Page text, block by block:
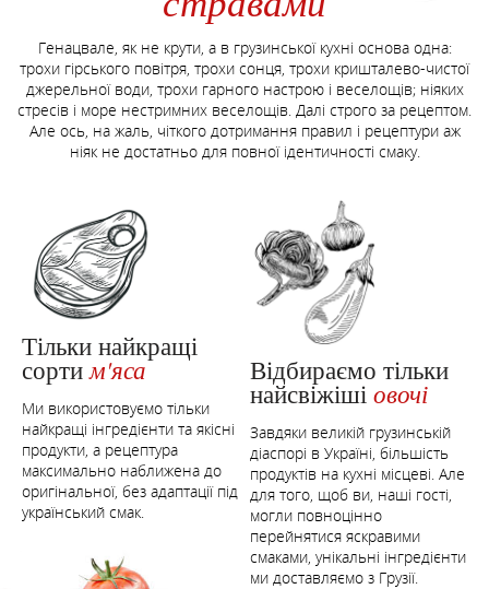
Генацвале, як не крути, а в грузинської кухні основа одна:
трохи гірського повітря, трохи сонця, трохи кришталево-чистої
джерельної води, трохи гарного настрою і веселощів; ніяких
стресів і море нестримних веселощів. Далі строго за рецептом.
Але ось, на жаль, чіткого дотримання правил і рецептури аж
ніяк не достатньо для повної ідентичності смаку.
Тільки найкращі
сортим'яса
Ми використовуємо тільки
найкращі інгредієнти та якісні
продукти, а рецептура
максимально наближена до
оригінальної, без адаптації під
український смак.
Відбираємо тільки
найсвіжіші овочі
Завдяки великій грузинській
діаспорі в Україні, більшість
продуктів на кухні місцеві. Але
для того, щоб ви, наші гості,
могли повноцінно
перейнятися яскравими
смаками, унікальні інгредієнти
ми доставляємо з Грузії.